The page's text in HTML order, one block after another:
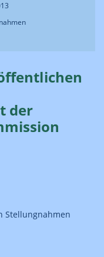
der
Stellungnahmen